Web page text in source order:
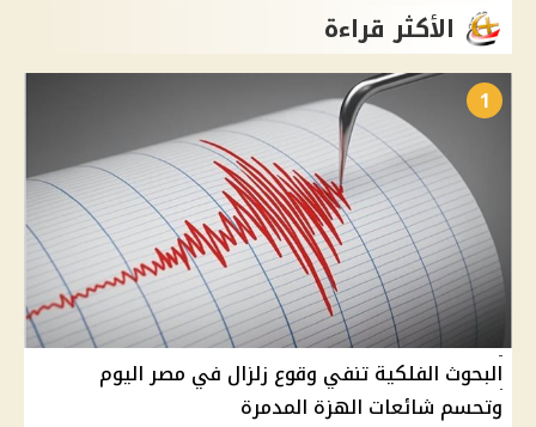
الأكثر قراءة
1
البحوث الفلكية تنفي وقوع زلزال في مصر اليوم
وتحسم شائعات الهزة المدمرة